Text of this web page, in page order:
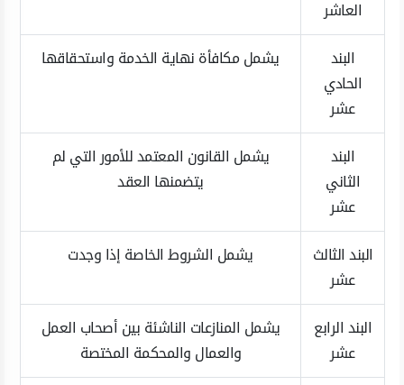
العاشر
البند
الحادي
عشر
يشمل مكافأة نهاية الخدمة واستحقاقها
البند
الثاني
عشر
يشمل القانون المعتمد للأمور التي لم
يتضمنها العقد
البند الثالث
عشر
يشمل الشروط الخاصة إذا وجدت
البند الرابع
عشر
يشمل المنازعات الناشئة بين أصحاب العمل
والعمال والمحكمة المختصة